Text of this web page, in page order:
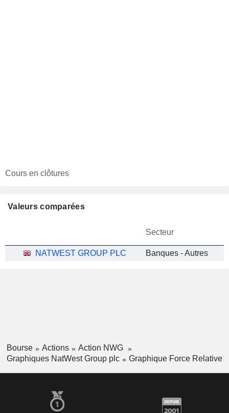
Cours en clôtures
Valeurs comparées
Secteur
NATWEST GROUP PLC Banques - Autres
Bourse Actions
Action NWG
Graphiques NatWest Group plc
Graphique Force Relative